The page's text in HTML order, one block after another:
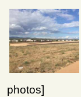
photos]